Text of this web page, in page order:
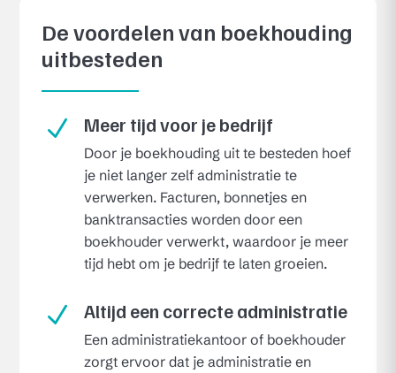
De voordelen van boekhouding
uitbesteden
N Meer tijd voor je bedrijf
Door je boekhouding uit te besteden hoef
je niet langer zelf administratie te
verwerken. Facturen, bonnetjes en
banktransacties worden door een
boekhouder verwerkt, waardoor je meer
tijd hebt om je bedrijf te laten groeien.
N Altijd een correcte administratie
Een administratiekantoor of boekhouder
zorgt ervoor dat je administratie en